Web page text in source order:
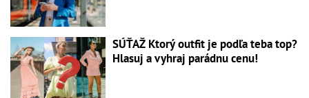
SÚŤAŽ Ktorý outfit je podľa teba top?
Hlasuj a vyhraj parádnu cenu!